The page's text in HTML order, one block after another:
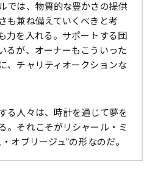
では、物質的な豊かさの提供
も兼ね備えていくべきと考
力を入れる。サポートする団
るが、オーナーもこういった
、チャリティオークションな
る人々は、時計を通じて夢を
。それこそがリシャール・ミ
オブリージュ”の形なのだ。